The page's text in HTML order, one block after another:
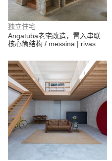
独立住宅
Angatuba老宅改造，置入串联
核心筒结构 / messina | rivas